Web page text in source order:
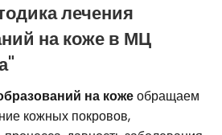
лечения
на коже в МЦ
на кожеобращаем
кожных покровов,